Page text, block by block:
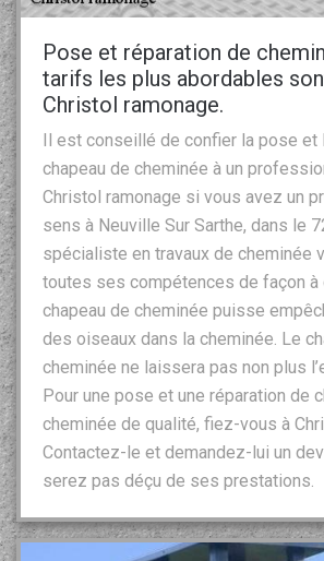
Pose et réparation de
tarifs les plus abordables
Christol ramonage.
Il est conseillé de confier la pose et
chapeau de cheminée à un
Christol ramonage si vous avez un
sens à Neuville Sur Sarthe, dans le
spécialiste en travaux de cheminée
toutes ses compétences de façon à
chapeau de cheminée puisse
des oiseaux dans la cheminée. Le
cheminée ne laissera pas non plus
Pour une pose et une réparation de
cheminée de qualité, fiez-vous à
Contactez-le et demandez-lui un
serez pas déçu de ses prestations.